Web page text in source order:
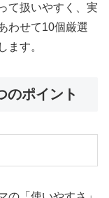
て扱いやすく、実
わせて10個厳選
ます。
のポイント